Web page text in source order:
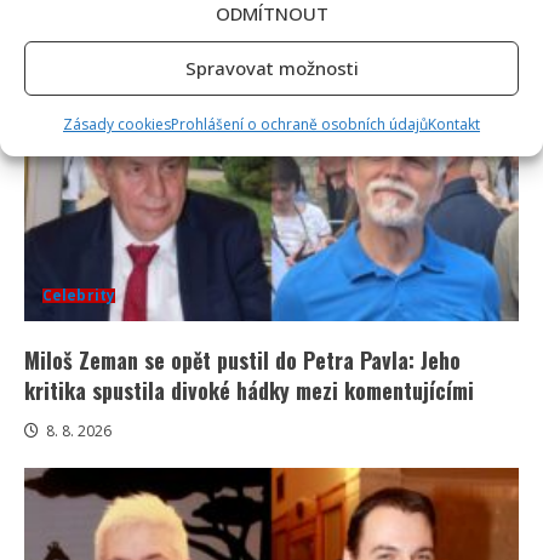
ODMÍTNOUT
Spravovat možnosti
Zásady cookiesProhlášení o ochraně osobních údajůKontakt
Celebrity
Miloš Zeman se opět pustil do Petra Pavla: Jeho
kritika spustila divoké hádky mezi komentujícími
8. 8. 2026